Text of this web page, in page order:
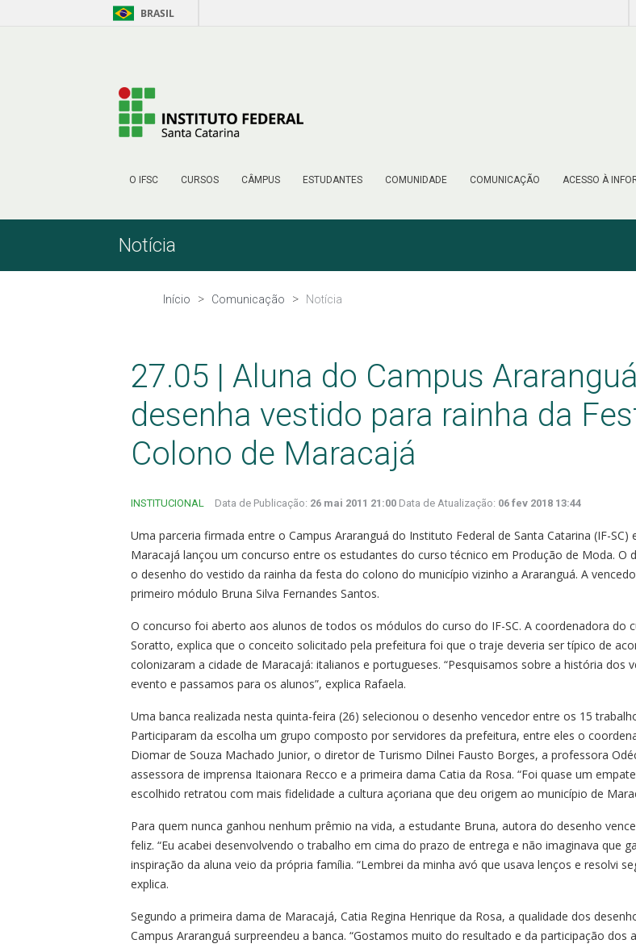
Pular para o Conteúdo BRASIL
O IFSC CURSOS CÂMPUS ESTUDANTES COMUNIDADE COMUNICAÇÃO ACESSO À
Notícia
Início Comunicação Notícia
27.05 | Aluna do Campus Araranguá
desenha vestido para rainha da
Colono de Maracajá
INSTITUCIONAL Data de Publicação: 26 mai 2011 21:00 Data de Atualização: 06 fev 2018 13:44
Uma parceria firmada entre o Campus Araranguá do Instituto Federal de Santa Catarina (IF-SC)
Maracajá lançou um concurso entre os estudantes do curso técnico em Produção de Moda. O
o desenho do vestido da rainha da festa do colono do município vizinho a Araranguá. A
primeiro módulo Bruna Silva Fernandes Santos.
O concurso foi aberto aos alunos de todos os módulos do curso do IF-SC. A coordenadora do
Soratto, explica que o conceito solicitado pela prefeitura foi que o traje deveria ser típico de
colonizaram a cidade de Maracajá: italianos e portugueses. “Pesquisamos sobre a história dos
evento e passamos para os alunos”, explica Rafaela.
Uma banca realizada nesta quinta-feira (26) selecionou o desenho vencedor entre os 15
Participaram da escolha um grupo composto por servidores da prefeitura, entre eles o
Diomar de Souza Machado Junior, o diretor de Turismo Dilnei Fausto Borges, a professora
assessora de imprensa Itaionara Recco e a primeira dama Catia da Rosa. “Foi quase um
escolhido retratou com mais fidelidade a cultura açoriana que deu origem ao município de
Para quem nunca ganhou nenhum prêmio na vida, a estudante Bruna, autora do desenho
feliz. “Eu acabei desenvolvendo o trabalho em cima do prazo de entrega e não imaginava que
inspiração da aluna veio da própria família. “Lembrei da minha avó que usava lenços e resolvi
explica.
Segundo a primeira dama de Maracajá, Catia Regina Henrique da Rosa, a qualidade dos
Campus Araranguá surpreendeu a banca. “Gostamos muito do resultado e da participação dos